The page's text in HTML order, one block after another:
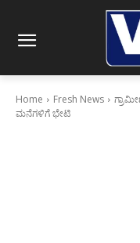
Home Fresh News
ಮನೆಗಳಿಗೆ ಭೇಟಿ